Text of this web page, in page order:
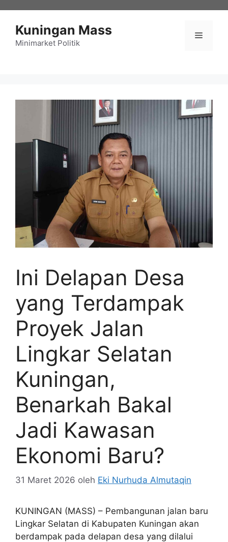
Kuningan Mass
Minimarket Politik
Menu
Ini Delapan Desa
yang Terdampak
Proyek Jalan
Lingkar Selatan
Kuningan,
Benarkah Bakal
Jadi Kawasan
Ekonomi Baru?
31 Maret 2026 oleh Eki Nurhuda Almutaqin
KUNINGAN (MASS) – Pembangunan jalan baru
Lingkar Selatan di Kabupaten Kuningan akan
berdampak pada delapan desa yang dilalui